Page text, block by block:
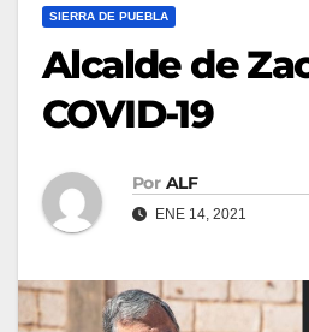
SIERRA DE PUEBLA
Alcalde de
COVID-19
Por ALF
ENE 14, 2021